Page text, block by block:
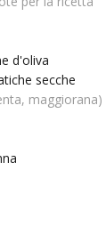
d'oliva
secche
maggiorana)